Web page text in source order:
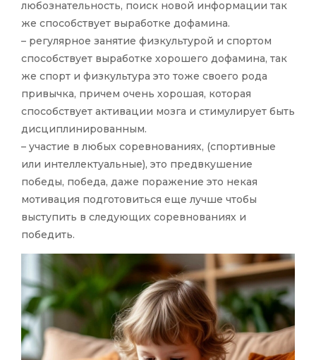
любознательность, поиск новой информации так
же способствует выработке дофамина.
– регулярное занятие физкультурой и спортом
способствует выработке хорошего дофамина, так
же спорт и физкультура это тоже своего рода
привычка, причем очень хорошая, которая
способствует активации мозга и стимулирует быть
дисциплинированным.
– участие в любых соревнованиях, (спортивные
или интеллектуальные), это предвкушение
победы, победа, даже поражение это некая
мотивация подготовиться еще лучше чтобы
выступить в следующих соревнованиях и
победить.